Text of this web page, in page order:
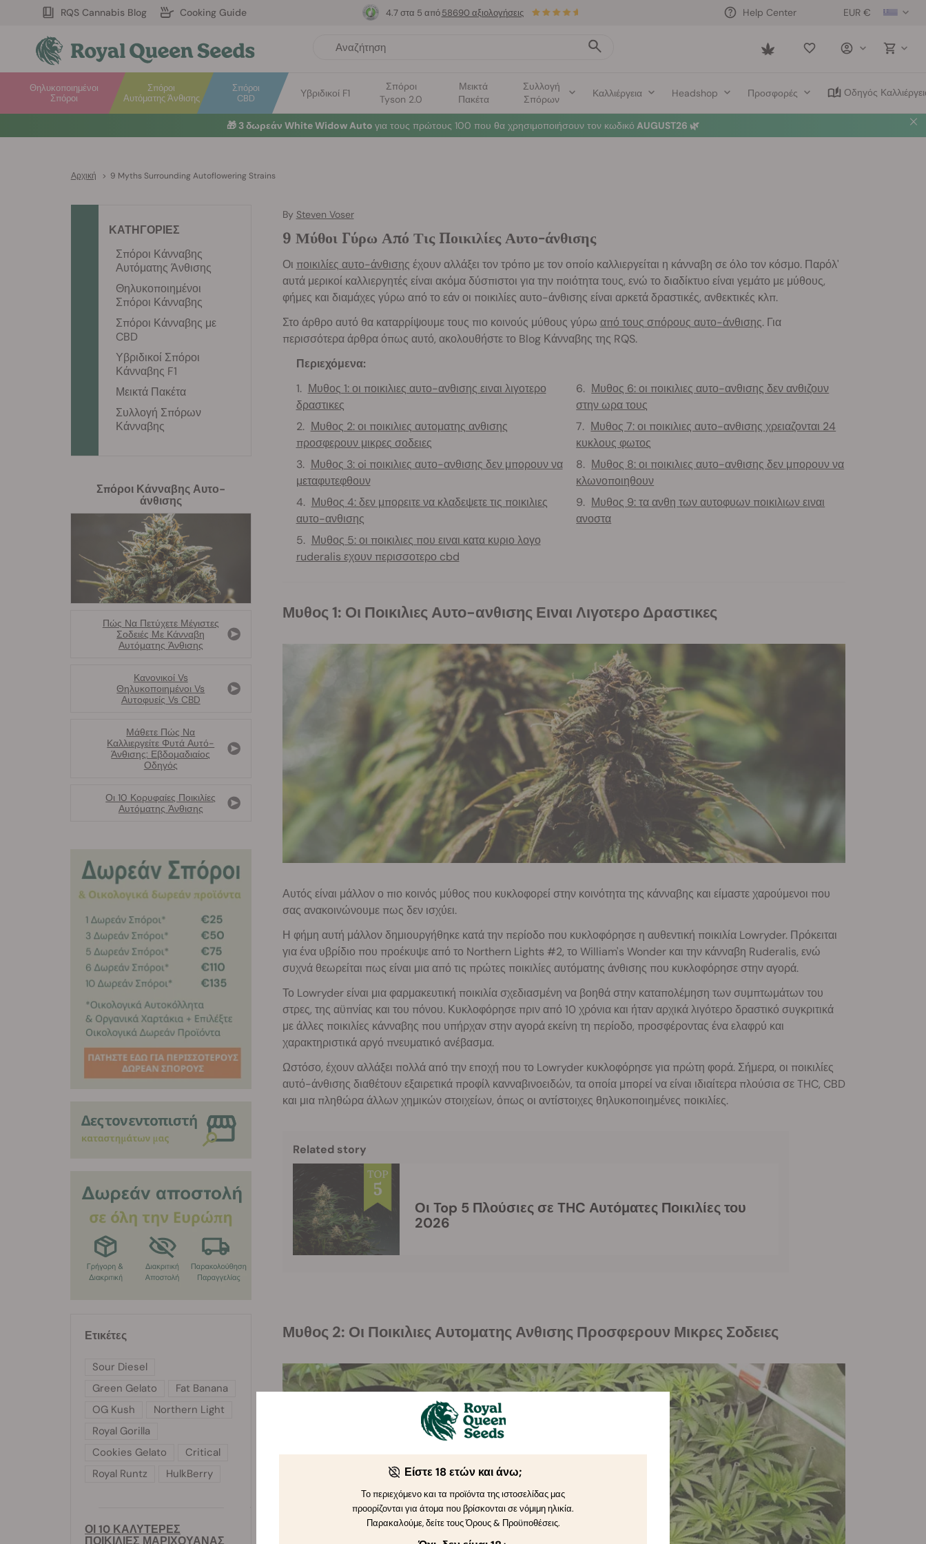
RQS Cannabis Blog Cooking Guide EUR €
Help Center
Saved
Σπόροι
Αυτόματης Άνθισης
Θηλυκοποιημένοι
Σπόροι
Σπόροι
CBD
Υβριδικοί F1
Σπόροι
Tyson 2.0
Μεικτά
Πακέτα
Συλλογή
Σπόρων
Καλλιέργεια Headshop Προσφορές Οδηγός
4.7 στα 5 από 58690 αξιολογήσεις
🎁 3 δωρεάν White Widow Auto για τους πρώτους 100 που θα χρησιμοποιήσουν τον κωδικό AUGUST26 🌿
Αρχική > 9 Myths Surrounding Autoflowering Strains
By Steven Voser
9 Μύθοι Γύρω Από Τις Ποικιλίες Αυτο-άνθισης
Οι ποικιλίες αυτο-άνθισης έχουν αλλάξει τον τρόπο με τον οποίο καλλιεργείται η κάνναβη σε όλο τον κόσμο. Παρόλ'
αυτά μερικοί καλλιεργητές είναι ακόμα δύσπιστοι για την ποιότητα τους, ενώ το διαδίκτυο είναι γεμάτο με μύθους,
φήμες και διαμάχες γύρω από το εάν οι ποικιλίες αυτο-άνθισης είναι αρκετά δραστικές, ανθεκτικές κλπ.
Στο άρθρο αυτό θα καταρρίψουμε τους πιο κοινούς μύθους γύρω από τους σπόρους αυτο-άνθισης. Για
περισσότερα άρθρα όπως αυτό, ακολουθήστε το Blog Κάνναβης της RQS.
Περιεχόμενα:
Μυθος 1: οι ποικιλιες αυτο-ανθισης ειναι λιγοτερο
δραστικες
Μυθος 2: οι ποικιλιες αυτοματης ανθισης
προσφερουν μικρες σοδειες
Μυθος 3: oi ποικιλιες αυτο-ανθισης δεν μπορουν να
μεταφυτεφθουν
Μυθος 4: δεν μπορειτε να κλαδεψετε τις ποικιλιες
αυτο-ανθισης
Μυθος 5: οι ποικιλιες που ειναι κατα κυριο λογο
ruderalis εχουν περισσοτερο cbd
Μυθος 6: οι ποικιλιες αυτο-ανθισης δεν ανθιζουν
στην ωρα τους
Μυθος 7: οι ποικιλιες αυτο-ανθισης χρειαζονται 24
κυκλους φωτος
Μυθος 8: οι ποικιλιες αυτο-ανθισης δεν μπορουν να
κλωνοποιηθουν
Μυθος 9: τα ανθη των αυτοφυων ποικιλιων ειναι
ανοστα
Μυθος 1: Οι Ποικιλιες Αυτο-ανθισης Ειναι Λιγοτερο Δραστικες
Αυτός είναι μάλλον ο πιο κοινός μύθος που κυκλοφορεί στην κοινότητα της κάνναβης και είμαστε χαρούμενοι που
σας ανακοινώνουμε πως δεν ισχύει.
Η φήμη αυτή μάλλον δημιουργήθηκε κατά την περίοδο που κυκλοφόρησε η αυθεντική ποικιλία Lowryder. Πρόκειται
για ένα υβρίδιο που προέκυψε από το Northern Lights #2, το William's Wonder και την κάνναβη Ruderalis, ενώ
συχνά θεωρείται πως είναι μια από τις πρώτες ποικιλίες αυτόματης άνθισης που κυκλοφόρησε στην αγορά.
Το Lowryder είναι μια φαρμακευτική ποικιλία σχεδιασμένη να βοηθά στην καταπολέμηση των συμπτωμάτων του
στρες, της αϋπνίας και του πόνου. Κυκλοφόρησε πριν από 10 χρόνια και ήταν αρχικά λιγότερο δραστικό συγκριτικά
με άλλες ποικιλίες κάνναβης που υπήρχαν στην αγορά εκείνη τη περίοδο, προσφέροντας ένα ελαφρύ και
χαρακτηριστικά αργό πνευματικό ανέβασμα.
Ωστόσο, έχουν αλλάξει πολλά από την εποχή που το Lowryder κυκλοφόρησε για πρώτη φορά. Σήμερα, οι ποικιλίες
αυτό-άνθισης διαθέτουν εξαιρετικά προφίλ κανναβινοειδών, τα οποία μπορεί να είναι ιδιαίτερα πλούσια σε THC, CBD
και μια πληθώρα άλλων χημικών στοιχείων, όπως οι αντίστοιχες θηλυκοποιημένες ποικιλίες.
Related story
Οι Top 5 Πλούσιες σε THC Αυτόματες Ποικιλίες του
2026
Μυθος 2: Οι Ποικιλιες Αυτοματης Ανθισης Προσφερουν Μικρες Σοδειες
ΚΑΤΗΓΟΡΙΕΣ
Σπόροι Κάνναβης
Αυτόματης Άνθισης
Θηλυκοποιημένοι
Σπόροι Κάνναβης
Σπόροι Κάνναβης με
CBD
Υβριδικοί Σπόροι
Κάνναβης F1
Μεικτά Πακέτα
Συλλογή Σπόρων
Κάνναβης
Σπόροι Κάνναβης Αυτο-
άνθισης
Πώς Να Πετύχετε Μέγιστες
Σοδειές Με Κάνναβη
Αυτόματης Άνθισης
Κανονικοί Vs
Θηλυκοποιημένοι Vs
Αυτοφυείς Vs CBD
Μάθετε Πώς Να
Καλλιεργείτε Φυτά Αυτό-
Άνθισης: Εβδομαδιαίος
Οδηγός
Οι 10 Κορυφαίες Ποικιλίες
Αυτόματης Άνθισης
Ετικέτες
Sour Diesel
Green Gelato
Fat Banana
OG Kush
Northern Light
Royal Gorilla
Cookies Gelato
Critical
Royal Runtz
HulkBerry
ΟΙ 10 ΚΑΛΥΤΕΡΕΣ
ΠΟΙΚΙΛΙΕΣ ΜΑΡΙΧΟΥΑΝΑΣ
Είστε 18 ετών και άνω;
Το περιεχόμενο και τα προϊόντα της ιστοσελίδας μας
προορίζονται για άτομα που βρίσκονται σε νόμιμη ηλικία.
Παρακαλούμε, δείτε τους Όρους & Προϋποθέσεις.